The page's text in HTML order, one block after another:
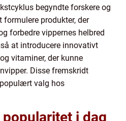
begyndte forskere og
produkter, der
forbedre vippernes helbred
at introducere innovativt
vitaminer, der kunne
Disse fremskridt
valg hos
i dag